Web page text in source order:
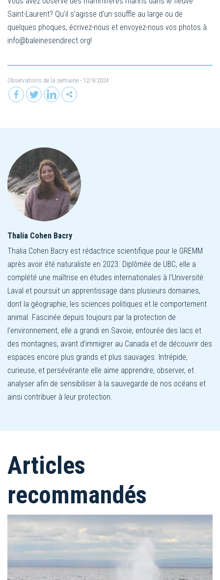
Saint-Laurent? Qu’il s’agisse d’un souffle au large ou de
quelques phoques, écrivez-nous et envoyez-nous vos photos à
info@baleinesendirect.org!
Observations de la semaine - 12/9/2024
Thalia Cohen Bacry
Thalia Cohen Bacry est rédactrice scientifique pour le GREMM
après avoir été naturaliste en 2023. Diplômée de UBC, elle a
complété une maîtrise en études internationales à l’Université
Laval et poursuit un apprentissage dans plusieurs domaines,
dont la géographie, les sciences politiques et le comportement
animal. Fascinée depuis toujours par la protection de
l’environnement, elle a grandi en Savoie, entourée des lacs et
des montagnes, avant d’immigrer au Canada et de découvrir des
espaces encore plus grands et plus sauvages. Intrépide,
curieuse, et persévérante elle aime apprendre, observer, et
analyser afin de sensibiliser à la sauvegarde de nos océans et
ainsi contribuer à leur protection.
Articles
recommandés